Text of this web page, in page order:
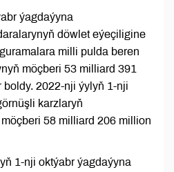
ýagdaýyna
döwlet eýeçiligine
milli pulda beren
möçberi 53 milliard 391
2022-nji ýylyň 1-nji
karzlaryň
58 milliard 206 million
1-nji oktýabr ýagdaýyna